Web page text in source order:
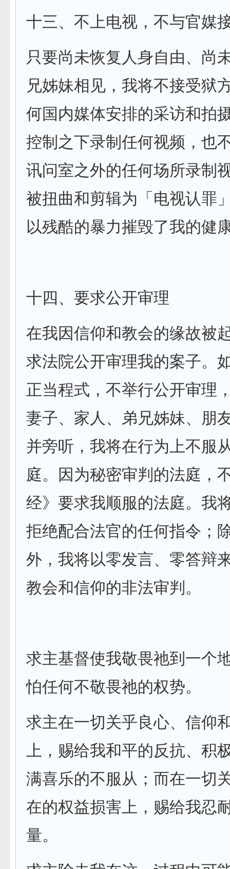
十三、不上电视，不与官媒
只要尚未恢复人身自由、尚
兄姊妹相见，我将不接受狱
何国内媒体安排的采访和拍
控制之下录制任何视频，也
讯问室之外的任何场所录制
被扭曲和剪辑为「电视认罪
以残酷的暴力摧毁了我的健
十四、要求公开审理
在我因信仰和教会的缘故被
求法院公开审理我的案子。
正当程式，不举行公开审理
妻子、家人、弟兄姊妹、朋
并旁听，我将在行为上不服
庭。因为秘密审判的法庭，
经》要求我顺服的法庭。我
拒绝配合法官的任何指令；
外，我将以零发言、零答辩
教会和信仰的非法审判。
求主基督使我敬畏祂到一个
怕任何不敬畏祂的权势。
求主在一切关乎良心、信仰
上，赐给我和平的反抗、积
满喜乐的不服从；而在一切
在的权益损害上，赐给我忍
量。